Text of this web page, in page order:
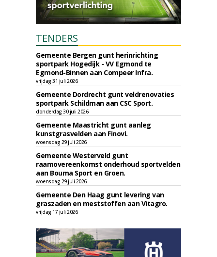
TENDERS
Gemeente Bergen gunt herinrichting
sportpark Hogedijk - VV Egmond te
Egmond-Binnen aan Compeer Infra.
vrijdag 31 juli 2026
Gemeente Dordrecht gunt veldrenovaties
sportpark Schildman aan CSC Sport.
donderdag 30 juli 2026
Gemeente Maastricht gunt aanleg
kunstgrasvelden aan Finovi.
woensdag 29 juli 2026
Gemeente Westerveld gunt
raamovereenkomst onderhoud sportvelden
aan Bouma Sport en Groen.
woensdag 29 juli 2026
Gemeente Den Haag gunt levering van
graszaden en meststoffen aan Vitagro.
vrijdag 17 juli 2026